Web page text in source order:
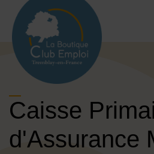
Menu de raccourcis
Caisse
d'Assurance